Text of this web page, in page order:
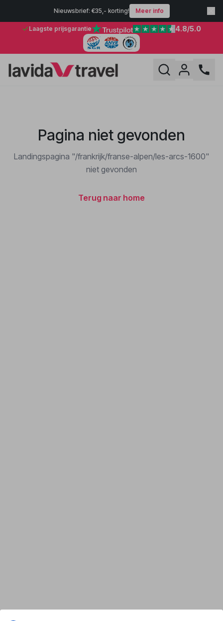
Nieuwsbrief: €35,- korting! Meer info
Laagste prijsgarantie 4.8/5.0
Pagina niet gevonden
Landingspagina "/frankrijk/franse-alpen/les-arcs-1600"
niet gevonden
Terug naar home